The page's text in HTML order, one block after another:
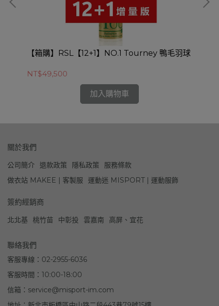
【箱購】RSL【12+1】NO.1 Tourney 鴨毛羽球
NT$49,500
加入購物車
關於我們
公司簡介 退款政策 隱私政策
服務條款
做衣站 MAKEE | 客製服
運動迷 MISPORT | 運動服飾
簽約經銷商
北北基 桃竹苗 中彰投 雲嘉南 高屏、宜花
聯絡我們
客服專線：02-2955-6036
客服時間：10:00-18:00
信箱：service@misport-im.com